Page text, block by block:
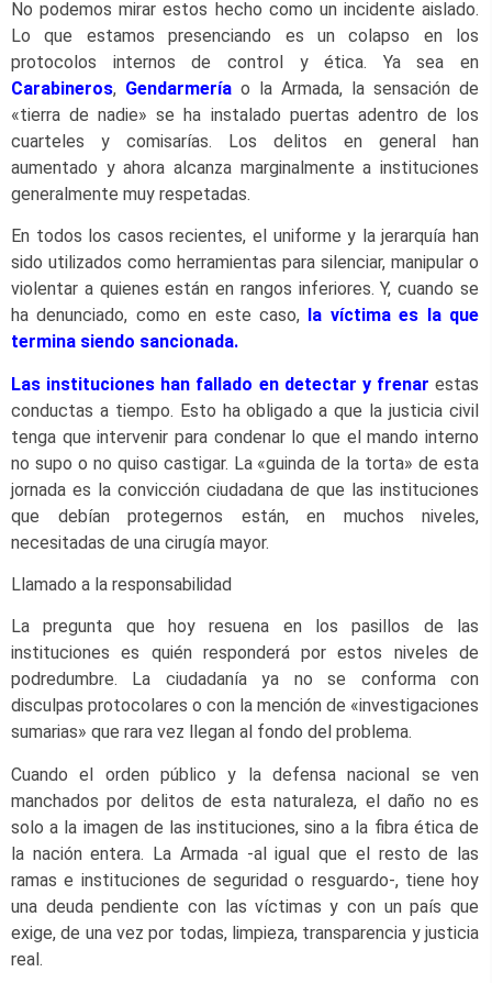
No podemos mirar estos hecho como un incidente aislado.
Lo que estamos presenciando es un colapso en los
protocolos internos de control y ética. Ya sea en
Carabineros, Gendarmería o la Armada, la sensación de
«tierra de nadie» se ha instalado puertas adentro de los
cuarteles y comisarías. Los delitos en general han
aumentado y ahora alcanza marginalmente a instituciones
generalmente muy respetadas.
En todos los casos recientes, el uniforme y la jerarquía han
sido utilizados como herramientas para silenciar, manipular o
violentar a quienes están en rangos inferiores. Y, cuando se
ha denunciado, como en este caso,
la víctima es la que
termina siendo sancionada.
Las instituciones han fallado en detectar y frenar estas
conductas a tiempo. Esto ha obligado a que la justicia civil
tenga que intervenir para condenar lo que el mando interno
no supo o no quiso castigar. La «guinda de la torta» de esta
jornada es la convicción ciudadana de que las instituciones
que debían protegernos están, en muchos niveles,
necesitadas de una cirugía mayor.
Llamado a la responsabilidad
La pregunta que hoy resuena en los pasillos de las
instituciones es quién responderá por estos niveles de
podredumbre. La ciudadanía ya no se conforma con
disculpas protocolares o con la mención de «investigaciones
sumarias» que rara vez llegan al fondo del problema.
Cuando el orden público y la defensa nacional se ven
manchados por delitos de esta naturaleza, el daño no es
solo a la imagen de las instituciones, sino a la fibra ética de
la nación entera. La Armada -al igual que el resto de las
ramas e instituciones de seguridad o resguardo-, tiene hoy
una deuda pendiente con las víctimas y con un país que
exige, de una vez por todas, limpieza, transparencia y justicia
real.